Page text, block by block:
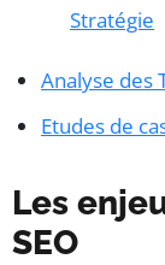
Stratégie
Analyse des
Etudes de
Les
SEO